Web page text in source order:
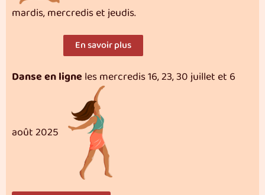
mardis, mercredis et jeudis.
En savoir plus
Danse en ligneles mercredis 16, 23, 30 juillet et 6
août 2025